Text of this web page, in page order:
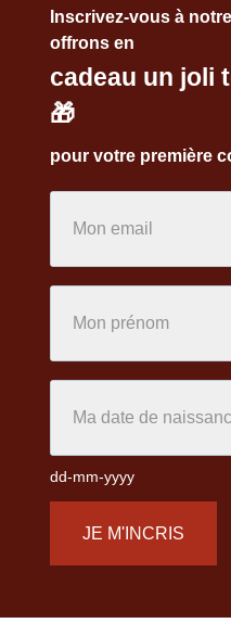
Inscrivez-vous à
offrons en
cadeau un joli
🎁
pour votre première
dd-mm-yyyy
JE M'INCRIS